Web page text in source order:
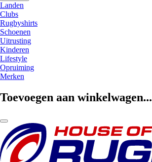
Landen
Clubs
Rugbyshirts
Schoenen
Uitrusting
Kinderen
Lifestyle
Opruiming
Merken
Toevoegen aan winkelwagen...